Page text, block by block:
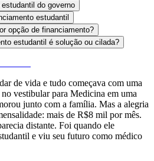
do governo
estudantil
opção de financiamento?
estudantil é solução ou cilada?
de vida e tudo começava com uma
vestibular para Medicina em uma
junto com a família. Mas a alegria
mais de R$8 mil por mês.
distante. Foi quando ele
e viu seu futuro como médico